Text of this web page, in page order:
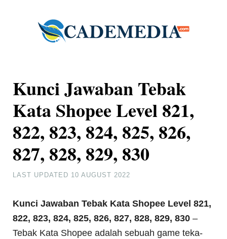
Kunci Jawaban Tebak
Kata Shopee Level 821,
822, 823, 824, 825, 826,
827, 828, 829, 830
LAST UPDATED 10 AUGUST 2022
Kunci Jawaban Tebak Kata Shopee Level 821,
822, 823, 824, 825, 826, 827, 828, 829, 830 –
Tebak Kata Shopee adalah sebuah game teka-